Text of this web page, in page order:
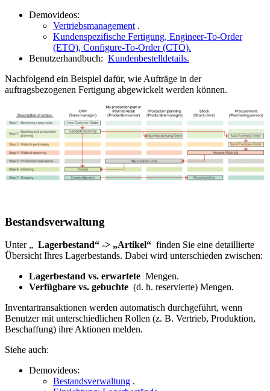
Demovideos:
Vertriebsmanagement .
Kundenspezifische Fertigung, Engineer-To-Order
(ETO), Configure-To-Order (CTO).
Benutzerhandbuch: Kundenbestelldetails.
Nachfolgend ein Beispiel dafür, wie Aufträge in der
auftragsbezogenen Fertigung abgewickelt werden können.
Bestandsverwaltung
Unter „ Lagerbestand“ -> „Artikel“ finden Sie eine detaillierte
Übersicht Ihres Lagerbestands. Dabei wird unterschieden zwischen:
Lagerbestand vs. erwartete Mengen.
Verfügbare vs. gebuchte (d. h. reservierte) Mengen.
Inventartransaktionen werden automatisch durchgeführt, wenn
Benutzer mit unterschiedlichen Rollen (z. B. Vertrieb, Produktion,
Beschaffung) ihre Aktionen melden.
Siehe auch:
Demovideos:
Bestandsverwaltung .